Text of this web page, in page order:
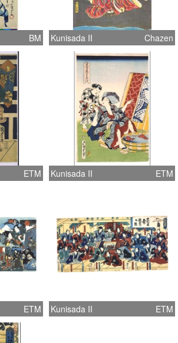
BM Kunisada II Chazen
ETM Kunisada II ETM
ETM Kunisada II ETM